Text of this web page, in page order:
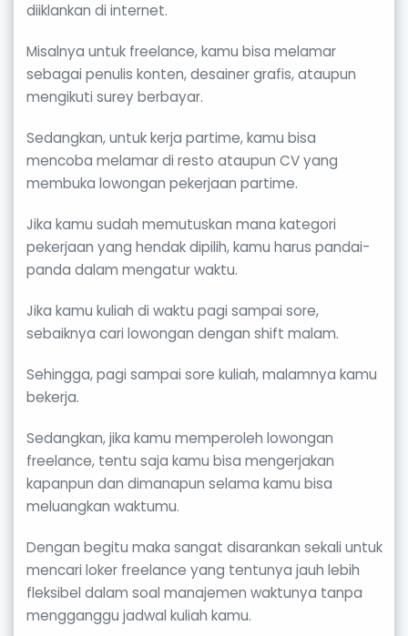
diiklankan di internet.
Misalnya untuk freelance, kamu bisa melamar
sebagai penulis konten, desainer grafis, ataupun
mengikuti surey berbayar.
Sedangkan, untuk kerja partime, kamu bisa
mencoba melamar di resto ataupun CV yang
membuka lowongan pekerjaan partime.
Jika kamu sudah memutuskan mana kategori
pekerjaan yang hendak dipilih, kamu harus pandai-
panda dalam mengatur waktu.
Jika kamu kuliah di waktu pagi sampai sore,
sebaiknya cari lowongan dengan shift malam.
Sehingga, pagi sampai sore kuliah, malamnya kamu
bekerja.
Sedangkan, jika kamu memperoleh lowongan
freelance, tentu saja kamu bisa mengerjakan
kapanpun dan dimanapun selama kamu bisa
meluangkan waktumu.
Dengan begitu maka sangat disarankan sekali untuk
mencari loker freelance yang tentunya jauh lebih
fleksibel dalam soal manajemen waktunya tanpa
mengganggu jadwal kuliah kamu.